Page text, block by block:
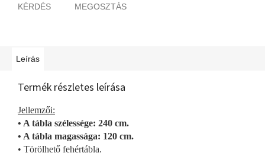
KÉRDÉS MEGOSZTÁS
Leírás
Termék részletes leírása
Jellemzői:
• A tábla szélessége: 240 cm.
• A tábla magassága: 120 cm.
• Törölhető fehértábla.